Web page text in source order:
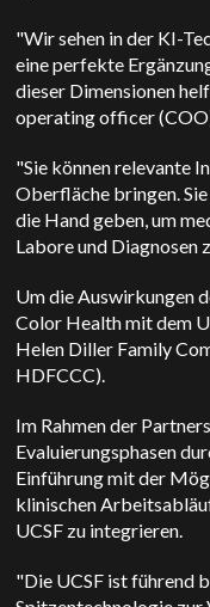
"Wir sehen in der KI-
eine perfekte
dieser Dimensionen
operating officer
"Sie können relevante
Oberfläche bringen.
die Hand geben, um
Labore und Diagnosen
Um die Auswirkungen
Color Health mit dem
Helen Diller Family
HDFCCC).
Im Rahmen der
Evaluierungsphasen
Einführung mit der
klinischen
UCSF zu integrieren.
"Die UCSF ist führend